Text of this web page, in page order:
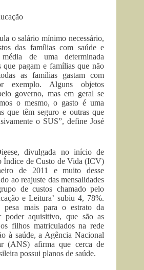
o salário mínimo necessário,
das famílias com saúde e
de uma determinada
que pagam e famílias que não
as famílias gastam com
exemplo. Alguns objetos
governo, mas em geral se
o mesmo, o gasto é uma
que têm seguro e outras que
o SUS”, define José
divulgada no início de
Índice de Custo de Vida (ICV)
de 2011 e muito desse
ao reajuste das mensalidades
de custos chamado pelo
e Leitura’ subiu 4, 78%.
pesa mais para o estrato da
poder aquisitivo, que são as
filhos matriculados na rede
à saúde, a Agência Nacional
(ANS) afirma que cerca de
possui planos de saúde.